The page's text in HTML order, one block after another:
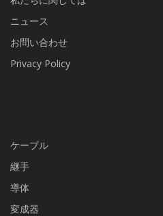
ニュース
お問い合わせ
Privacy Policy
ケーブル
継手
導体
変成器